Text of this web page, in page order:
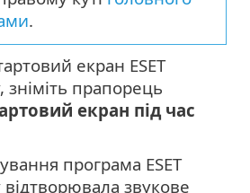
.
екран ESET
прапорець
екран під час
програма ESET
звукове